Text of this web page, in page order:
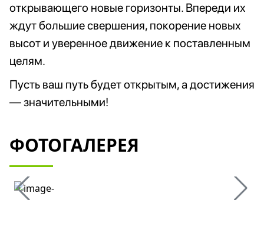
открывающего новые горизонты. Впереди их
ждут большие свершения, покорение новых
высот и уверенное движение к поставленным
целям.
Пусть ваш путь будет открытым, а достижения
— значительными!
ФОТОГАЛЕРЕЯ